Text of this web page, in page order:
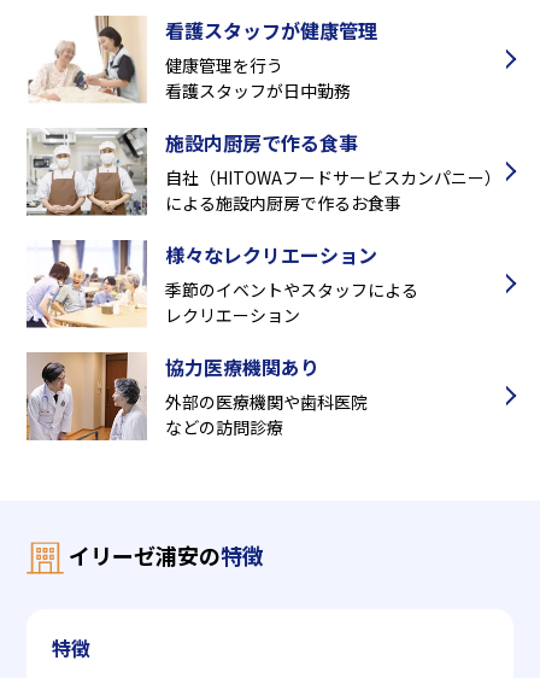
看護スタッフが健康管理
健康管理を行う
看護スタッフが日中勤務
施設内厨房で作る食事
自社（HITOWAフードサービスカンパニー）
による施設内厨房で作るお食事
様々なレクリエーション
季節のイベントやスタッフによる
レクリエーション
協力医療機関あり
外部の医療機関や歯科医院
などの訪問診療
イリーゼ浦安の特徴
特徴